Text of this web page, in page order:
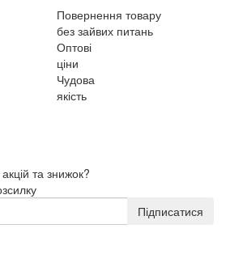
Повернення товару
без зайвих питань
Оптові
ціни
Чудова
якість
та знижок?
Підписатися